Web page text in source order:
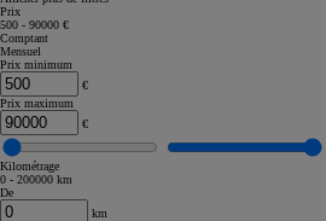
Prix
500 - 90000 €
Comptant
Mensuel
Prix minimum
€
Prix maximum
€
Kilométrage
0 - 200000 km
De
km